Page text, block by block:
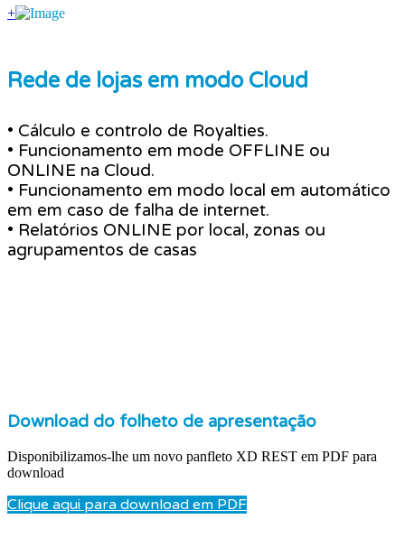
+
Rede de lojas em modo Cloud
• Cálculo e controlo de Royalties.
• Funcionamento em mode OFFLINE ou
ONLINE na Cloud.
• Funcionamento em modo local em automático
em em caso de falha de internet.
• Relatórios ONLINE por local, zonas ou
agrupamentos de casas
Download do folheto de apresentação
Disponibilizamos-lhe um novo panfleto XD REST em PDF para
download
Clique aqui para download em PDF